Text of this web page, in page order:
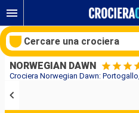
NORWEGIAN DAWN
Cercare una crociera